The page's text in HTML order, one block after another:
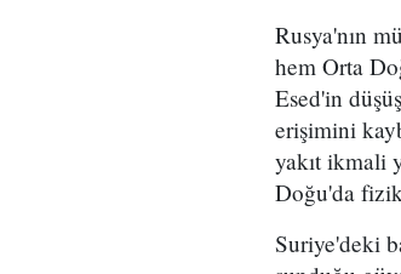
Rusya'nın
hem Orta
Esed'in
erişimini
yakıt ikmali
Doğu'da
Suriye'deki